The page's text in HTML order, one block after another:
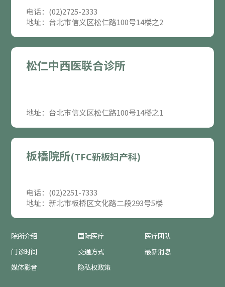
电话：(02)2725-2333
地址：台北市信义区松仁路100号14楼之2
松仁中西医联合诊所
地址：台北市信义区松仁路100号14楼之1
板橋院所(TFC新板妇产科)
电话：(02)2251-7333
地址：新北市板桥区文化路二段293号5楼
院所介绍 国际医疗
医疗团队
门诊时间
交通方式
最新消息
媒体影音
隐私权政策